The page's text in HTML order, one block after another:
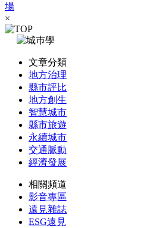
場
×
文章分類
地方治理
縣市評比
地方創生
智慧城市
縣市旅遊
永續城市
交通脈動
經濟發展
相關頻道
影音專區
遠見雜誌
ESG遠見